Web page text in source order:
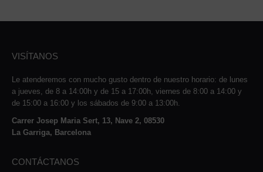
VISÍTANOS
Le atenderemos con mucho gusto dentro de nuestro horario: de lunes
a jueves, de 8 a 14:00h y de 15 a 17:00h, viernes de 8:00 a 14:00 y
de 15:00 a 16:00 y los sábados de 9:00 a 13:00h.
Carrer Josep Maria Sert, 13, Nave 2, 08530
La Garriga, Barcelona
CONTÁCTANOS